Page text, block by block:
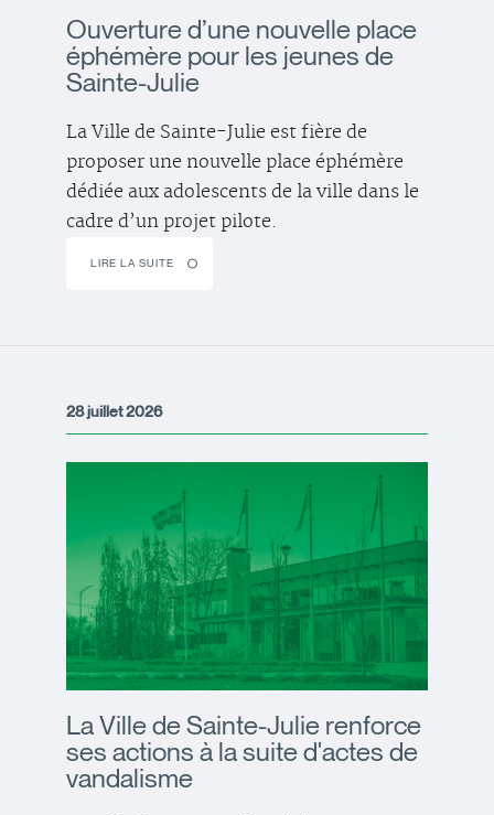
Ouverture d’une nouvelle place
éphémère pour les jeunes de
Sainte-Julie
La Ville de Sainte-Julie est fière de
proposer une nouvelle place éphémère
dédiée aux adolescents de la ville dans le
cadre d’un projet pilote.
LIRE LA SUITE
28 juillet 2026
La Ville de Sainte-Julie renforce
ses actions à la suite d'actes de
vandalisme